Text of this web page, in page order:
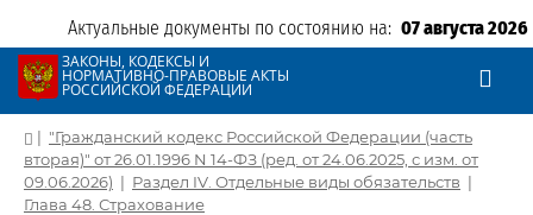
Актуальные документы по состоянию на: 07 августа 2026
ЗАКОНЫ, КОДЕКСЫ И
НОРМАТИВНО-ПРАВОВЫЕ АКТЫ
РОССИЙСКОЙ ФЕДЕРАЦИИ
| "Гражданский кодекс Российской Федерации (часть
вторая)" от 26.01.1996 N 14-ФЗ (ред. от 24.06.2025, с изм. от
09.06.2026) | Раздел IV. Отдельные виды обязательств |
Глава 48. Страхование